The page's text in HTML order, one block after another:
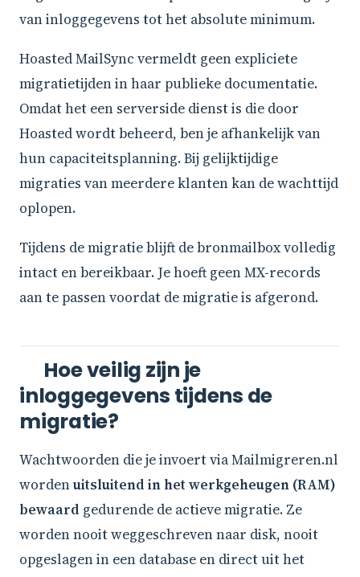
van inloggegevens tot het absolute minimum.
Hoasted MailSync vermeldt geen expliciete
migratietijden in haar publieke documentatie.
Omdat het een serverside dienst is die door
Hoasted wordt beheerd, ben je afhankelijk van
hun capaciteitsplanning. Bij gelijktijdige
migraties van meerdere klanten kan de wachttijd
oplopen.
Tijdens de migratie blijft de bronmailbox volledig
intact en bereikbaar. Je hoeft geen MX-records
aan te passen voordat de migratie is afgerond.
Hoe veilig zijn je
inloggegevens tijdens de
migratie?
Wachtwoorden die je invoert via Mailmigreren.nl
wordenuitsluitend in het werkgeheugen (RAM)
bewaard gedurende de actieve migratie. Ze
worden nooit weggeschreven naar disk, nooit
opgeslagen in een database en direct uit het